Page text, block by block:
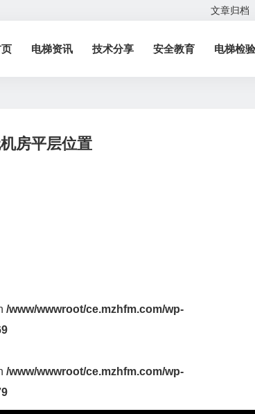
文章归档
电梯资讯 技术分享 安全教育 电梯检验
房平层位置
/www/wwwroot/ce.mzhfm.com/wp-
/www/wwwroot/ce.mzhfm.com/wp-